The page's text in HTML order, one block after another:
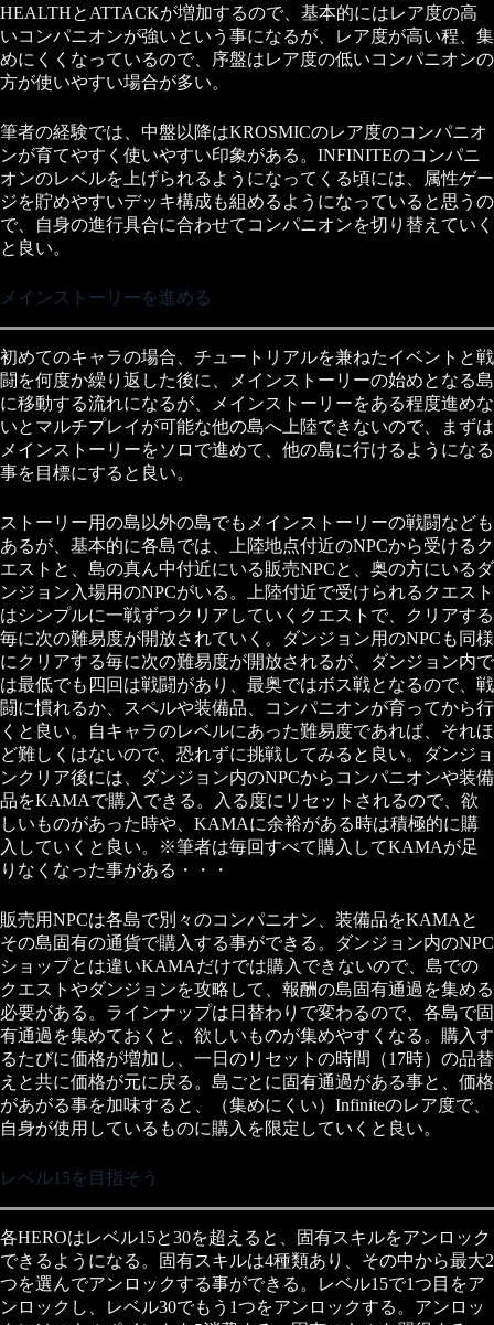
HEALTHとATTACKが増加するので、基本的にはレア度の高
いコンパニオンが強いという事になるが、レア度が高い程、集
めにくくなっているので、序盤はレア度の低いコンパニオンの
方が使いやすい場合が多い。
筆者の経験では、中盤以降はKROSMICのレア度のコンパニオ
ンが育てやすく使いやすい印象がある。INFINITEのコンパニ
オンのレベルを上げられるようになってくる頃には、属性ゲー
ジを貯めやすいデッキ構成も組めるようになっていると思うの
で、自身の進行具合に合わせてコンパニオンを切り替えていく
と良い。
メインストーリーを進める
初めてのキャラの場合、チュートリアルを兼ねたイベントと戦
闘を何度か繰り返した後に、メインストーリーの始めとなる島
に移動する流れになるが、メインストーリーをある程度進めな
いとマルチプレイが可能な他の島へ上陸できないので、まずは
メインストーリーをソロで進めて、他の島に行けるようになる
事を目標にすると良い。
ストーリー用の島以外の島でもメインストーリーの戦闘なども
あるが、基本的に各島では、上陸地点付近のNPCから受けるク
エストと、島の真ん中付近にいる販売NPCと、奥の方にいるダ
ンジョン入場用のNPCがいる。上陸付近で受けられるクエスト
はシンプルに一戦ずつクリアしていくクエストで、クリアする
毎に次の難易度が開放されていく。ダンジョン用のNPCも同様
にクリアする毎に次の難易度が開放されるが、ダンジョン内で
は最低でも四回は戦闘があり、最奥ではボス戦となるので、戦
闘に慣れるか、スペルや装備品、コンパニオンが育ってから行
くと良い。自キャラのレベルにあった難易度であれば、それほ
ど難しくはないので、恐れずに挑戦してみると良い。ダンジョ
ンクリア後には、ダンジョン内のNPCからコンパニオンや装備
品をKAMAで購入できる。入る度にリセットされるので、欲
しいものがあった時や、KAMAに余裕がある時は積極的に購
入していくと良い。※筆者は毎回すべて購入してKAMAが足
りなくなった事がある・・・
販売用NPCは各島で別々のコンパニオン、装備品をKAMAと
その島固有の通貨で購入する事ができる。ダンジョン内のNPC
ショップとは違いKAMAだけでは購入できないので、島での
クエストやダンジョンを攻略して、報酬の島固有通過を集める
必要がある。ラインナップは日替わりで変わるので、各島で固
有通過を集めておくと、欲しいものが集めやすくなる。購入す
るたびに価格が増加し、一日のリセットの時間（17時）の品替
えと共に価格が元に戻る。島ごとに固有通過がある事と、価格
があがる事を加味すると、（集めにくい）Infiniteのレア度で、
自身が使用しているものに購入を限定していくと良い。
レベル15を目指そう
各HEROはレベル15と30を超えると、固有スキルをアンロック
できるようになる。固有スキルは4種類あり、その中から最大2
つを選んでアンロックする事ができる。レベル15で1つ目をア
ンロックし、レベル30でもう1つをアンロックする。アンロッ